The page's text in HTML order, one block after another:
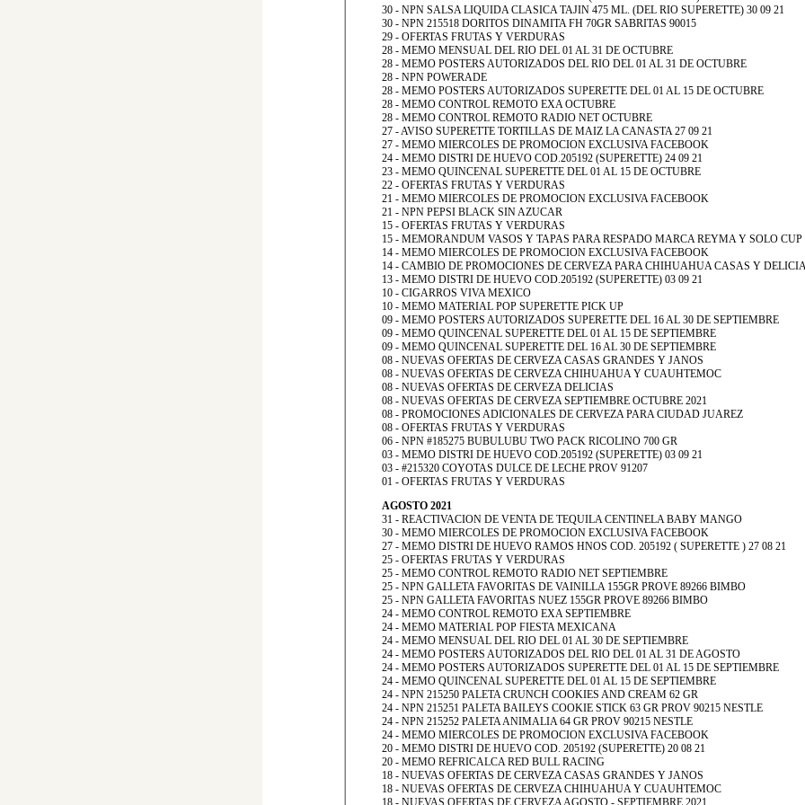
30 - NPN SALSA LIQUIDA CLASICA TAJIN 475 ML. (DEL RIO SUPERETTE) 30 09 21
30 - NPN 215518 DORITOS DINAMITA FH 70GR SABRITAS 90015
29 - OFERTAS FRUTAS Y VERDURAS
28 - MEMO MENSUAL DEL RIO DEL 01 AL 31 DE OCTUBRE
28 - MEMO POSTERS AUTORIZADOS DEL RIO DEL 01 AL 31 DE OCTUBRE
28 - NPN POWERADE
28 - MEMO POSTERS AUTORIZADOS SUPERETTE DEL 01 AL 15 DE OCTUBRE
28 - MEMO CONTROL REMOTO EXA OCTUBRE
28 - MEMO CONTROL REMOTO RADIO NET OCTUBRE
27 - AVISO SUPERETTE TORTILLAS DE MAIZ LA CANASTA 27 09 21
27 - MEMO MIERCOLES DE PROMOCION EXCLUSIVA FACEBOOK
24 - MEMO DISTRI DE HUEVO COD.205192 (SUPERETTE) 24 09 21
23 - MEMO QUINCENAL SUPERETTE DEL 01 AL 15 DE OCTUBRE
22 - OFERTAS FRUTAS Y VERDURAS
21 - MEMO MIERCOLES DE PROMOCION EXCLUSIVA FACEBOOK
21 - NPN PEPSI BLACK SIN AZUCAR
15 - OFERTAS FRUTAS Y VERDURAS
15 - MEMORANDUM VASOS Y TAPAS PARA RESPADO MARCA REYMA Y SOLO CUP
14 - MEMO MIERCOLES DE PROMOCION EXCLUSIVA FACEBOOK
14 - CAMBIO DE PROMOCIONES DE CERVEZA PARA CHIHUAHUA CASAS Y
13 - MEMO DISTRI DE HUEVO COD.205192 (SUPERETTE) 03 09 21
10 - CIGARROS VIVA MEXICO
10 - MEMO MATERIAL POP SUPERETTE PICK UP
09 - MEMO POSTERS AUTORIZADOS SUPERETTE DEL 16 AL 30 DE SEPTIEMBRE
09 - MEMO QUINCENAL SUPERETTE DEL 01 AL 15 DE SEPTIEMBRE
09 - MEMO QUINCENAL SUPERETTE DEL 16 AL 30 DE SEPTIEMBRE
08 - NUEVAS OFERTAS DE CERVEZA CASAS GRANDES Y JANOS
08 - NUEVAS OFERTAS DE CERVEZA CHIHUAHUA Y CUAUHTEMOC
08 - NUEVAS OFERTAS DE CERVEZA DELICIAS
08 - NUEVAS OFERTAS DE CERVEZA SEPTIEMBRE OCTUBRE 2021
08 - PROMOCIONES ADICIONALES DE CERVEZA PARA CIUDAD JUAREZ
08 - OFERTAS FRUTAS Y VERDURAS
06 - NPN #185275 BUBULUBU TWO PACK RICOLINO 700 GR
03 - MEMO DISTRI DE HUEVO COD.205192 (SUPERETTE) 03 09 21
03 - #215320 COYOTAS DULCE DE LECHE PROV 91207
01 - OFERTAS FRUTAS Y VERDURAS
AGOSTO 2021
31 - REACTIVACION DE VENTA DE TEQUILA CENTINELA BABY MANGO
30 - MEMO MIERCOLES DE PROMOCION EXCLUSIVA FACEBOOK
27 - MEMO DISTRI DE HUEVO RAMOS HNOS COD. 205192 ( SUPERETTE ) 27 08 21
25 - OFERTAS FRUTAS Y VERDURAS
25 - MEMO CONTROL REMOTO RADIO NET SEPTIEMBRE
25 - NPN GALLETA FAVORITAS DE VAINILLA 155GR PROVE 89266 BIMBO
25 - NPN GALLETA FAVORITAS NUEZ 155GR PROVE 89266 BIMBO
24 - MEMO CONTROL REMOTO EXA SEPTIEMBRE
24 - MEMO MATERIAL POP FIESTA MEXICANA
24 - MEMO MENSUAL DEL RIO DEL 01 AL 30 DE SEPTIEMBRE
24 - MEMO POSTERS AUTORIZADOS DEL RIO DEL 01 AL 31 DE AGOSTO
24 - MEMO POSTERS AUTORIZADOS SUPERETTE DEL 01 AL 15 DE SEPTIEMBRE
24 - MEMO QUINCENAL SUPERETTE DEL 01 AL 15 DE SEPTIEMBRE
24 - NPN 215250 PALETA CRUNCH COOKIES AND CREAM 62 GR
24 - NPN 215251 PALETA BAILEYS COOKIE STICK 63 GR PROV 90215 NESTLE
24 - NPN 215252 PALETA ANIMALIA 64 GR PROV 90215 NESTLE
24 - MEMO MIERCOLES DE PROMOCION EXCLUSIVA FACEBOOK
20 - MEMO DISTRI DE HUEVO COD. 205192 (SUPERETTE) 20 08 21
20 - MEMO REFRICALCA RED BULL RACING
18 - NUEVAS OFERTAS DE CERVEZA CASAS GRANDES Y JANOS
18 - NUEVAS OFERTAS DE CERVEZA CHIHUAHUA Y CUAUHTEMOC
18 - NUEVAS OFERTAS DE CERVEZA AGOSTO - SEPTIEMBRE 2021